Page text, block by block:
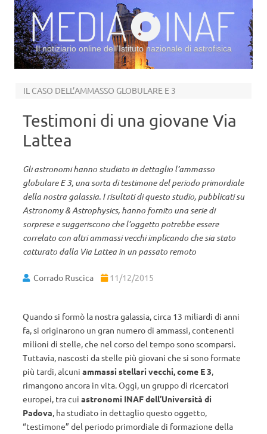
Il notiziario online dell’Istituto nazionale di astrofisica
IL CASO DELL’AMMASSO GLOBULARE E 3
Testimoni di una giovane Via
Lattea
Gli astronomi hanno studiato in dettaglio l’ammasso
globulare E 3, una sorta di testimone del periodo primordiale
della nostra galassia. I risultati di questo studio, pubblicati su
Astronomy & Astrophysics, hanno fornito una serie di
sorprese e suggeriscono che l’oggetto potrebbe essere
correlato con altri ammassi vecchi implicando che sia stato
catturato dalla Via Lattea in un passato remoto
Corrado Ruscica 11/12/2015
Quando si formò la nostra galassia, circa 13 miliardi di anni
fa, si originarono un gran numero di ammassi, contenenti
milioni di stelle, che nel corso del tempo sono scomparsi.
Tuttavia, nascosti da stelle più giovani che si sono formate
più tardi, alcuni ammassi stellari vecchi, come E 3,
rimangono ancora in vita. Oggi, un gruppo di ricercatori
europei, tra cui astronomi INAF dell’Università di
Padova, ha studiato in dettaglio questo oggetto,
“testimone” del periodo primordiale di formazione della